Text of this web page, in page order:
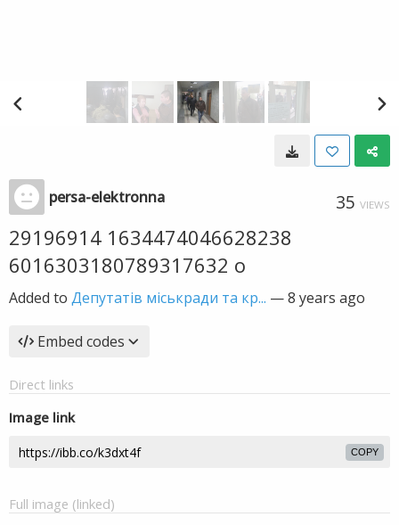
persa-elektronna 35 VIEWS
29196914 1634474046628238
6016303180789317632 o
Added to Депутатів міськради та кр... —8 years ago
Embed codes
Direct links
Image link
COPY
Full image (linked)